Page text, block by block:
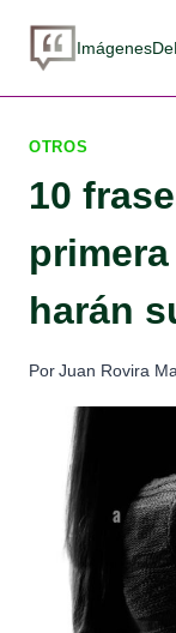
OTROS
10
harán
PorJuan Rovira